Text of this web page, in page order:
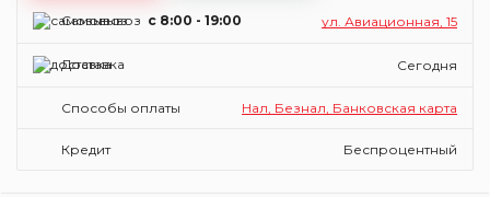
Самовывоз c 8:00 - 19:00 ул. Авиационная, 15
Доставка Сегодня
Способы оплаты Нал, Безнал, Банковская карта
Кредит Беспроцентный